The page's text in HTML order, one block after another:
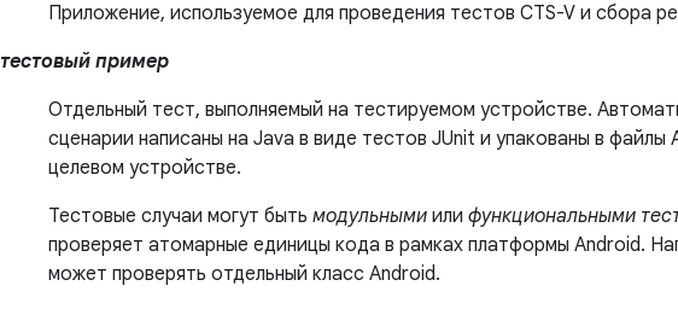
Приложение, используемое для проведения тестов CTS-V и сбора
тестовый пример
Отдельный тест, выполняемый на тестируемом устройстве.
сценарии написаны на Java в виде тестов JUnit и упакованы в файлы
целевом устройстве.
Тестовые случаи могут быть модульными или функциональными
проверяет атомарные единицы кода в рамках платформы Android.
может проверять отдельный класс Android.